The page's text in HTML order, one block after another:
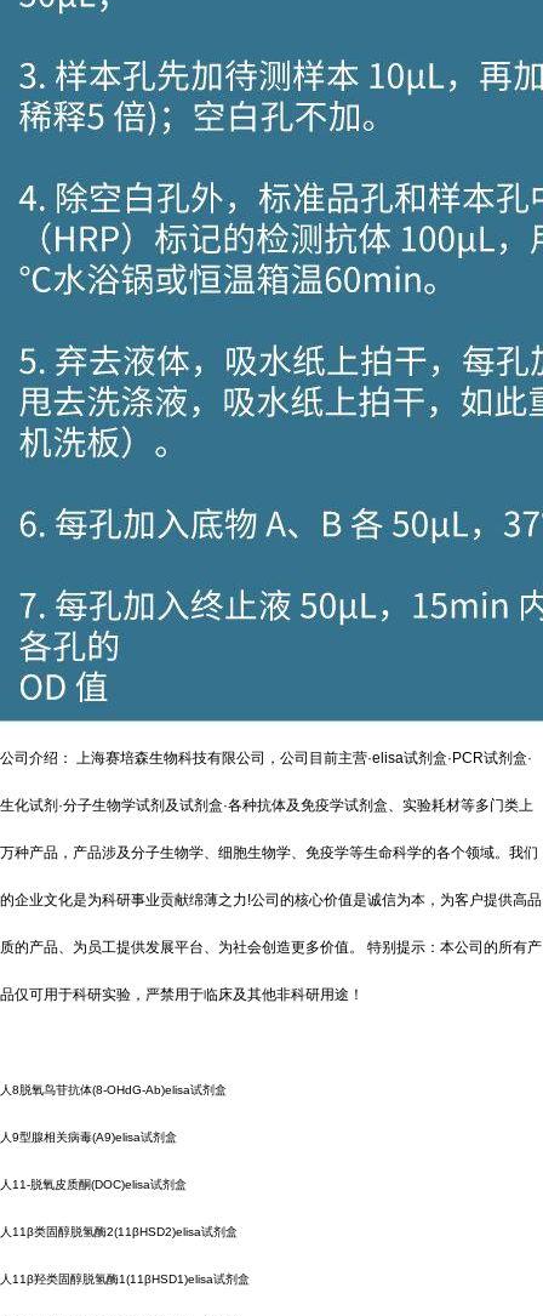
公司介绍： 上海赛培森生物科技有限公司，公司目前主营·elisa试剂盒·PCR试剂盒·
生化试剂·分子生物学试剂及试剂盒·各种抗体及免疫学试剂盒、实验耗材等多门类上
万种产品，产品涉及分子生物学、细胞生物学、免疫学等生命科学的各个领域。我们
的企业文化是为科研事业贡献绵薄之力!公司的核心价值是诚信为本，为客户提供高品
质的产品、为员工提供发展平台、为社会创造更多价值。 特别提示：本公司的所有产
品仅可用于科研实验，严禁用于临床及其他非科研用途！
人8脱氧鸟苷抗体(8-OHdG-Ab)elisa试剂盒
人9型腺相关病毒(A9)elisa试剂盒
人11-脱氧皮质酮(DOC)elisa试剂盒
人11β类固醇脱氢酶2(11βHSD2)elisa试剂盒
人11β羟类固醇脱氢酶1(11βHSD1)elisa试剂盒